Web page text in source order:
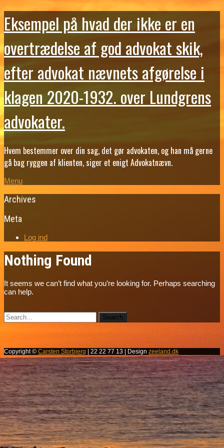
Eksempel på hvad der ikke er en
overtrædelse af god advokat skik,
efter advokat nævnets afgørelse i
klagen 2020-1932. over Lundgrens
advokater.
Hvem bestemmer over din sag, det gør advokaten, og han må gerne
gå bag ryggen af klienten, siger et enigt Advokatnævn.
Menu
Archives
Meta
Log ind
Nothing Found
It seems we can’t find what you’re looking for. Perhaps searching
can help.
Copyright © Carsten Storbjerg | 22 22 77 13 | Design zeeland.dk